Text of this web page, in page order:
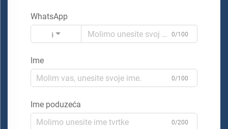
WhatsApp
Kod
0/100
Ime
0/100
Ime poduzeća
0/200